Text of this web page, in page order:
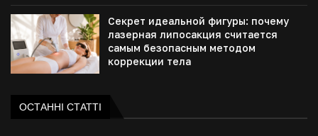
Секрет идеальной фигуры: почему
лазерная липосакция считается
самым безопасным методом
коррекции тела
ОСТАННІ СТАТТІ